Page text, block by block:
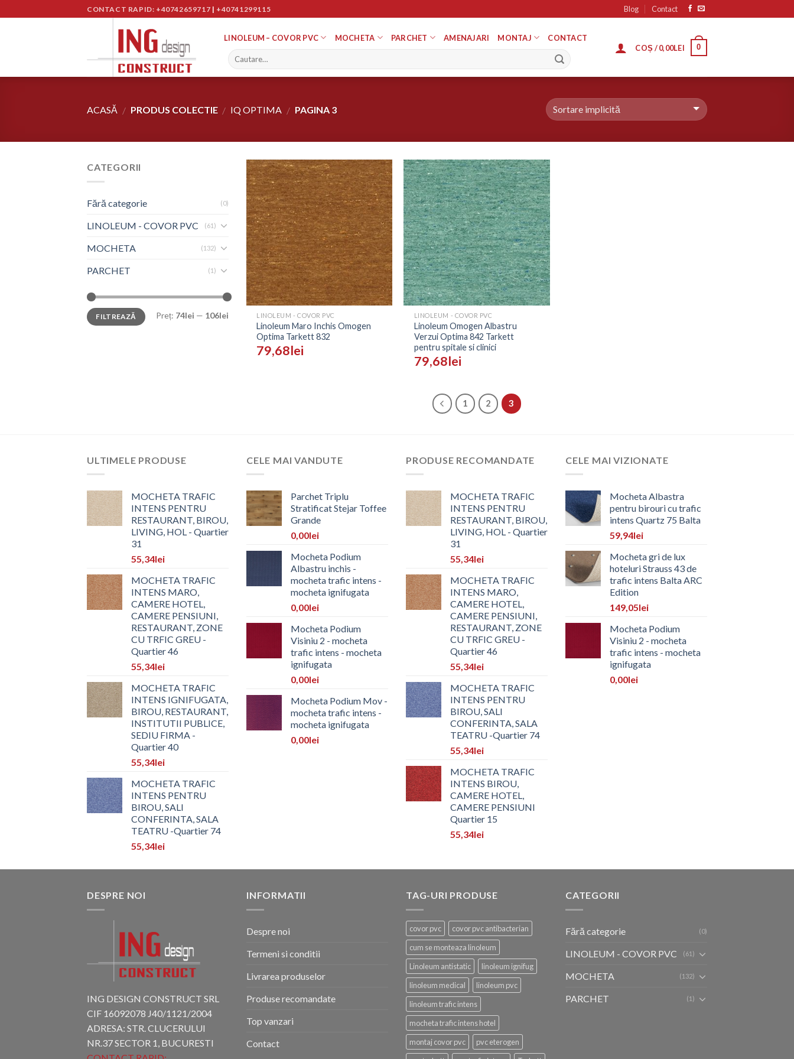
CONTACT RAPID: +40742659717 | +40741299115 Blog Contact
LINOLEUM – COVOR PVC MOCHETA PARCHET AMENAJARI MONTAJ
CONTACT
COȘ /0,00LEI 0
ACASĂ / PRODUS COLECTIE / IQ OPTIMA / PAGINA 3
CATEGORII
Fără categorie (0)
LINOLEUM - COVOR PVC (61)
MOCHETA (132)
PARCHET (1)
FILTREAZĂ Preț: 74lei — 106lei
Adaugă
în
Wishlist
+
LINOLEUM - COVOR PVC
Linoleum Maro Inchis Omogen
Optima Tarkett 832
79,68lei
Adaugă
în
Wishlist
+
LINOLEUM - COVOR PVC
Linoleum Omogen Albastru
Verzui Optima 842 Tarkett
pentru spitale si clinici
79,68lei
1 2 3
ULTIMELE PRODUSE
MOCHETA TRAFIC
INTENS PENTRU
RESTAURANT, BIROU,
LIVING, HOL - Quartier
31
55,34lei
MOCHETA TRAFIC
INTENS MARO,
CAMERE HOTEL,
CAMERE PENSIUNI,
RESTAURANT, ZONE
CU TRFIC GREU -
Quartier 46
55,34lei
MOCHETA TRAFIC
INTENS IGNIFUGATA,
BIROU, RESTAURANT,
INSTITUTII PUBLICE,
SEDIU FIRMA -
Quartier 40
55,34lei
MOCHETA TRAFIC
INTENS PENTRU
BIROU, SALI
CONFERINTA, SALA
TEATRU -Quartier 74
55,34lei
CELE MAI VANDUTE
Parchet Triplu
Stratificat Stejar Toffee
Grande
0,00lei
Mocheta Podium
Albastru inchis -
mocheta trafic intens -
mocheta ignifugata
0,00lei
Mocheta Podium
Visiniu 2 - mocheta
trafic intens - mocheta
ignifugata
0,00lei
Mocheta Podium Mov -
mocheta trafic intens -
mocheta ignifugata
0,00lei
PRODUSE RECOMANDATE
MOCHETA TRAFIC
INTENS PENTRU
RESTAURANT, BIROU,
LIVING, HOL - Quartier
31
55,34lei
MOCHETA TRAFIC
INTENS MARO,
CAMERE HOTEL,
CAMERE PENSIUNI,
RESTAURANT, ZONE
CU TRFIC GREU -
Quartier 46
55,34lei
MOCHETA TRAFIC
INTENS PENTRU
BIROU, SALI
CONFERINTA, SALA
TEATRU -Quartier 74
55,34lei
MOCHETA TRAFIC
INTENS BIROU,
CAMERE HOTEL,
CAMERE PENSIUNI
Quartier 15
55,34lei
CELE MAI VIZIONATE
Mocheta Albastra
pentru birouri cu trafic
intens Quartz 75 Balta
59,94lei
Mocheta gri de lux
hoteluri Strauss 43 de
trafic intens Balta ARC
Edition
149,05lei
Mocheta Podium
Visiniu 2 - mocheta
trafic intens - mocheta
ignifugata
0,00lei
DESPRE NOI
ING DESIGN CONSTRUCT SRL
CIF 16092078 J40/1121/2004
ADRESA: STR. CLUCERULUI
NR.37 SECTOR 1, BUCURESTI
INFORMATII
Despre noi
Termeni si conditii
Livrarea produselor
Produse recomandate
Top vanzari
Contact
TAG-URI PRODUSE
covor pvc
covor pvc antibacterian
cum se monteaza linoleum
Linoleum antistatic
linoleum ignifug
linoleum medical
linoleum pvc
linoleum trafic intens
mocheta trafic intens hotel
montaj covor pvc
pvc eterogen
CATEGORII
Fără categorie (0)
LINOLEUM - COVOR PVC (61)
MOCHETA (132)
PARCHET (1)